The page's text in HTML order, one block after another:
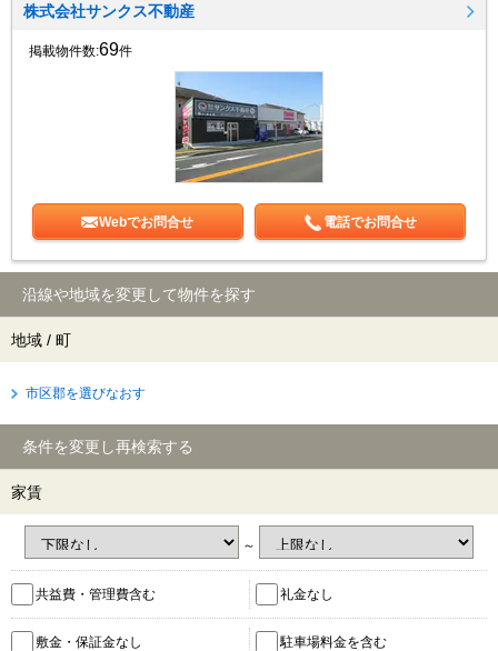
株式会社サンクス不動産
掲載物件数:69件
Webでお問合せ 電話でお問合せ
沿線や地域を変更して物件を探す
地域 / 町
市区郡を選びなおす
条件を変更し再検索する
家賃
～
共益費・管理費含む 礼金なし
敷金・保証金なし 駐車場料金を含む